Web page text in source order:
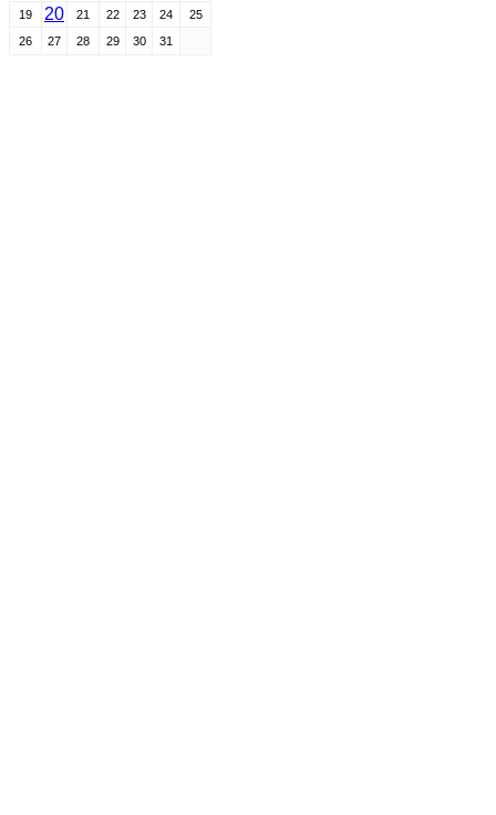
19
20 21 22 23 24
25
26
27 28 29 30 31